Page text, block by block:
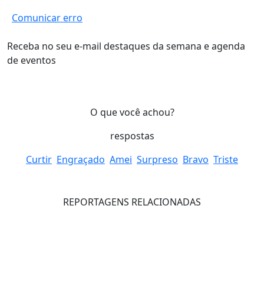
Comunicar erro
Receba no seu e-mail destaques da semana e agenda
de eventos
O que você achou?
respostas
Curtir Engraçado Amei Surpreso Bravo Triste
REPORTAGENS RELACIONADAS